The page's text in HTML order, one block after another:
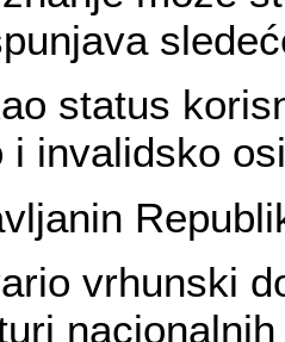
status
i invalidsko
vrhunski